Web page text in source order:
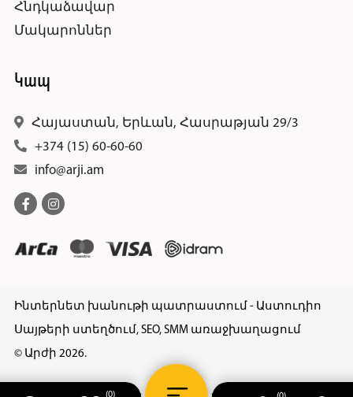
(0)
Հնդկաձավար
Մակարոններ
Կապ
Հայաստան, Երևան, Հասրաթյան 29/3
+374 (15) 60-60-60
info@arji.am
© Արժի 2026.
Ինտերնետ խանութի պատրաստում - Աստուդիո
Սայթերի ստեղծում, SEO, SMM առաջխաղացում